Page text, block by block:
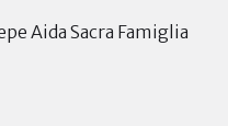
Aida Sacra Famiglia